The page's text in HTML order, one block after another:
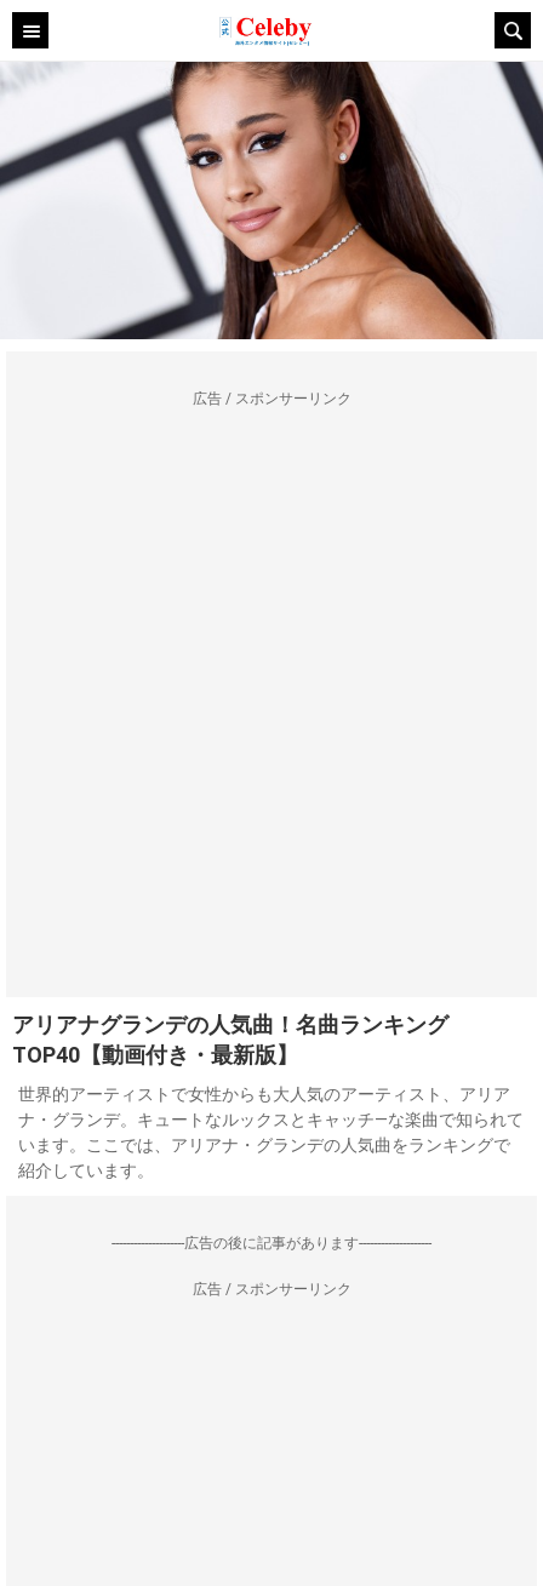
広告 / スポンサーリンク
アリアナグランデの人気曲！名曲ランキング
TOP40【動画付き・最新版】
世界的アーティストで女性からも大人気のアーティスト、アリア
ナ・グランデ。キュートなルックスとキャッチ―な楽曲で知られて
います。ここでは、アリアナ・グランデの人気曲をランキングで
紹介しています。
--------------------広告の後に記事があります--------------------
広告 / スポンサーリンク